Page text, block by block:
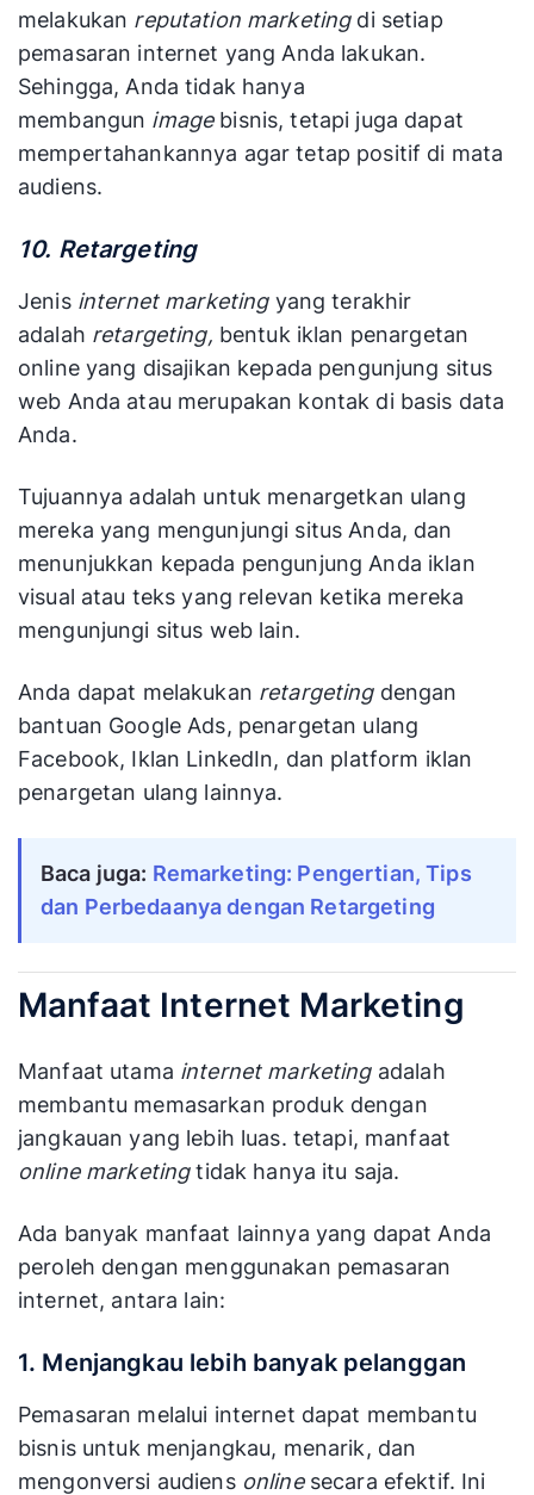
melakukan reputation marketing di setiap
pemasaran internet yang Anda lakukan.
Sehingga, Anda tidak hanya
membangun image bisnis, tetapi juga dapat
mempertahankannya agar tetap positif di mata
audiens.
10. Retargeting
Jenis internet marketing yang terakhir
adalah retargeting, bentuk iklan penargetan
online yang disajikan kepada pengunjung situs
web Anda atau merupakan kontak di basis data
Anda.
Tujuannya adalah untuk menargetkan ulang
mereka yang mengunjungi situs Anda, dan
menunjukkan kepada pengunjung Anda iklan
visual atau teks yang relevan ketika mereka
mengunjungi situs web lain.
Anda dapat melakukan retargeting dengan
bantuan Google Ads, penargetan ulang
Facebook, Iklan LinkedIn, dan platform iklan
penargetan ulang lainnya.
Baca juga: Remarketing: Pengertian, Tips
dan Perbedaanya dengan Retargeting
Manfaat Internet Marketing
Manfaat utama internet marketing adalah
membantu memasarkan produk dengan
jangkauan yang lebih luas. tetapi, manfaat
online marketingtidak hanya itu saja.
Ada banyak manfaat lainnya yang dapat Anda
peroleh dengan menggunakan pemasaran
internet, antara lain:
1. Menjangkau lebih banyak pelanggan
Pemasaran melalui internet dapat membantu
bisnis untuk menjangkau, menarik, dan
mengonversi audiens online secara efektif. Ini